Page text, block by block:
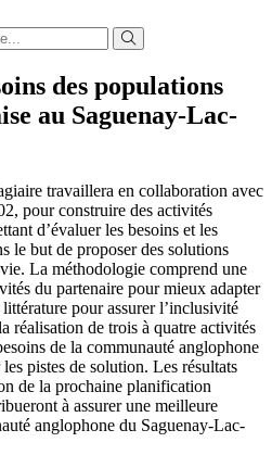
des populations
au Saguenay-Lac-
travaillera en collaboration avec
pour construire des activités
d’évaluer les besoins et les
le but de proposer des solutions
La méthodologie comprend une
du partenaire pour mieux adapter
pour assurer l’inclusivité
réalisation de trois à quatre activités
de la communauté anglophone
pistes de solution. Les résultats
de la prochaine planification
à assurer une meilleure
anglophone du Saguenay-Lac-